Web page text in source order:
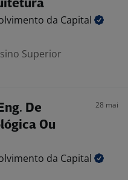
da Capital
Superior
De
Ou
28 mai
da Capital